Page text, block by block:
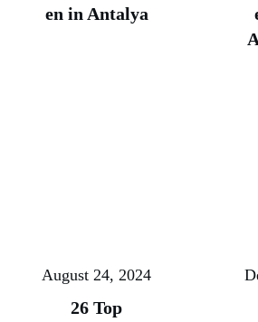
en in Antalya
August 24, 2024
26 Top